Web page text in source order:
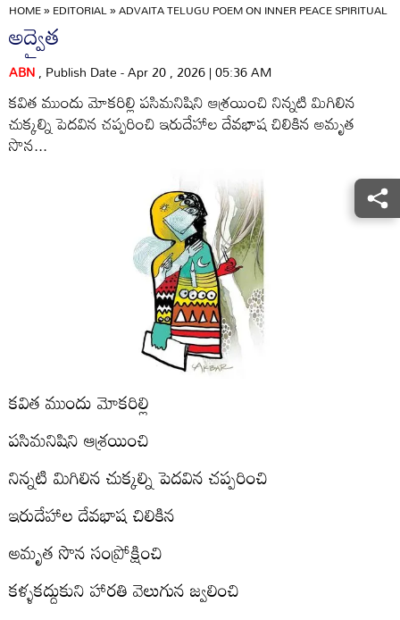
HOME»EDITORIAL»ADVAITA TELUGU POEM ON INNER PEACE SPIRITUAL
అద్వైత‍
ABN, Publish Date - Apr 20 , 2026 | 05:36 AM
కవిత ముందు మోకరిల్లి పసిమనిషిని ఆశ్రయించి నిన్నటి మిగిలిన
చుక్కల్ని పెదవిన చప్పరించి ఇరుదేహాల దేవభాష చిలికిన అమృత
సొన...
కవిత ముందు మోకరిల్లి
పసిమనిషిని ఆశ్రయించి
నిన్నటి మిగిలిన చుక్కల్ని పెదవిన చప్పరించి
ఇరుదేహాల దేవభాష చిలికిన
అమృత సొన సంప్రోక్షించి
కళ్ళకద్దుకుని హారతి వెలుగున జ్వలించి